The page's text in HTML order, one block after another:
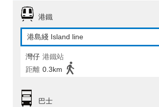
港鐵
港島綫 Island line
灣仔 港鐵站
距離 0.3km
巴士